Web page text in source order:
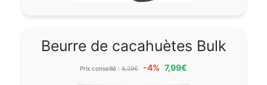
Beurre de cacahuètes Bulk
Prix conseillé : 8,29€ -4% 7,99€